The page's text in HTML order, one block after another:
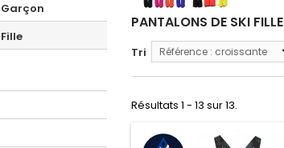
PANTALONS DE SKI FILLE
Tri Référence : croissante
Résultats 1 - 13 sur 13.